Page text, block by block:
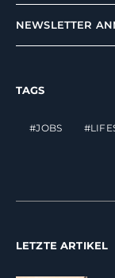
NEWSLETTER
TAGS
JOBS
LETZTE ARTIKEL